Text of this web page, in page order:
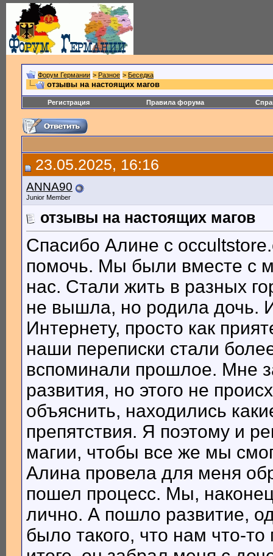
Форум Германии > Разное > Беседка
отзывы на настоящих магов
Регистрация Правила форума
23.05.2025, 16:16
ANNA90
Junior Member
отзывы на настоящих магов
Спасибо Алине с
помочь. Мы были вместе с
нас. Стали жить в разных
не вышла, но родила дочь.
Интернету, просто как
наши переписки стали
вспоминали прошлое. Мне
развития, но этого не
объяснить, находились
препятствия. Я поэтому и
магии, чтобы все же мы
Алина провела для меня
пошел процесс. Мы,
лично. А пошло развитие,
было такого, что нам что-